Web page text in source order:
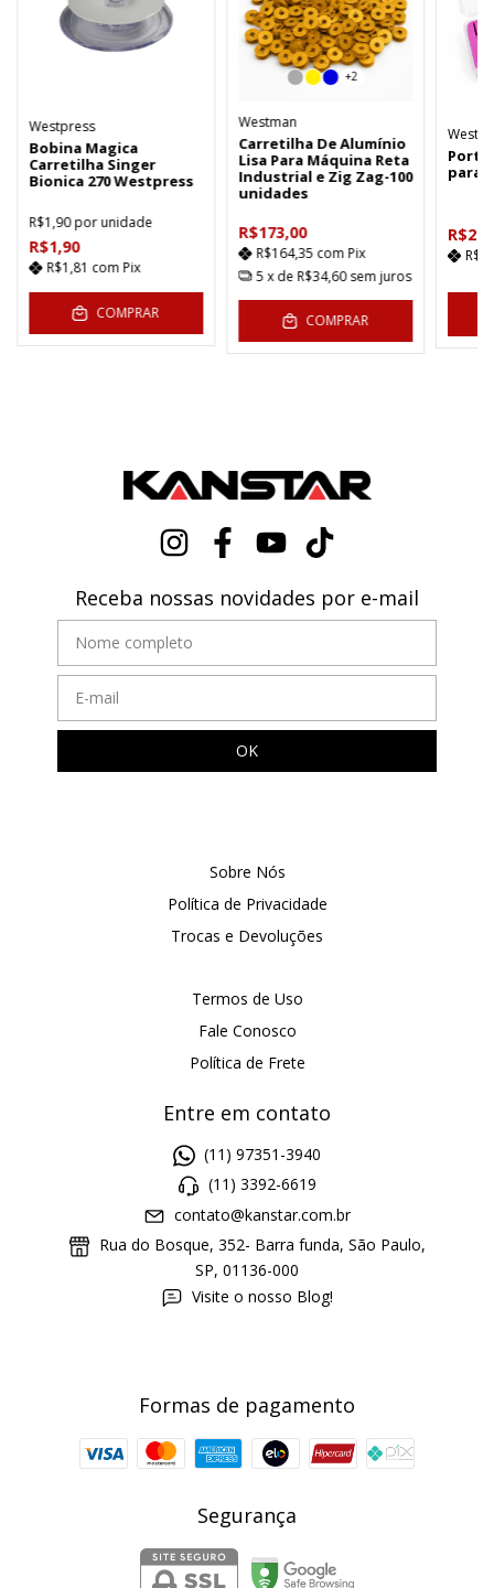
Westpress
Bobina Magica
Carretilha Singer
Bionica 270 Westpress
R$1,90por unidade
R$1,90
R$1,81 com Pix
COMPRAR
+2
Westman
Carretilha De Alumínio
Lisa Para Máquina Reta
Industrial e Zig Zag-100
unidades
R$173,00
R$164,35 com Pix
5x de R$34,60 sem juros
COMPRAR
Porta
para
Receba nossas novidades por e-mail
Sobre Nós
Política de Privacidade
Trocas e Devoluções
Termos de Uso
Fale Conosco
Política de Frete
Entre em contato
(11) 97351-3940
(11) 3392-6619
contato@kanstar.com.br
Rua do Bosque, 352- Barra funda, São Paulo,
SP, 01136-000
Visite o nosso Blog!
Formas de pagamento
Segurança